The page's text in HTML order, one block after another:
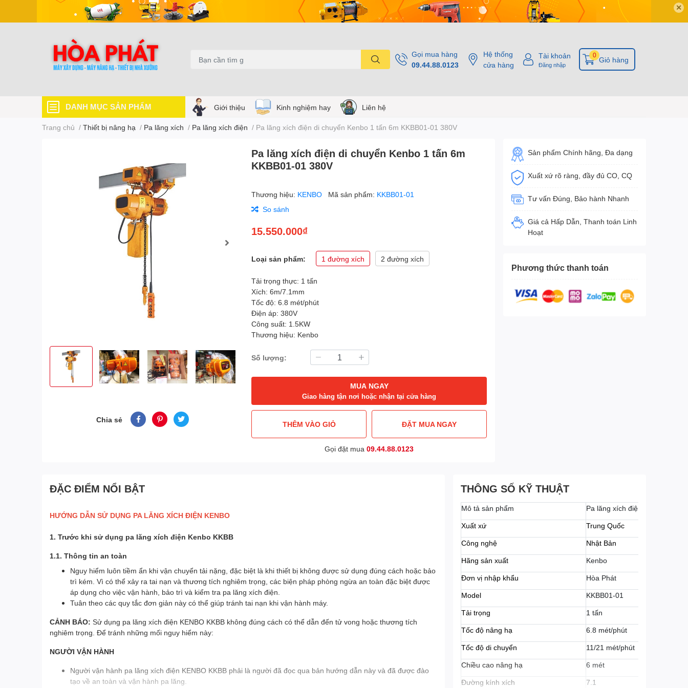
✕
Gọi mua hàng
09.44.88.0123
Hệ thống
cửa hàng
Tài khoản
Đăng nhập
Giỏ hàng
0
DANH MỤC SẢN PHẨM Giới thiệu Kinh nghiệm hay Liên hệ
Trang chủ / Thiết bị nâng hạ / Pa lăng xích / Pa lăng xích điện / Pa lăng xích điện di chuyển Kenbo 1 tấn 6m KKBB01-01 380V
Chia sẻ
Pa lăng xích điện di chuyển Kenbo 1 tấn 6m
KKBB01-01 380V
Thương hiệu: KENBO Mã sản phẩm: KKBB01-01
So sánh
15.550.000₫
Loại sản phẩm: 1 đường xích 2 đường xích
Tải trọng thực: 1 tấn
Xích: 6m/7.1mm
Tốc độ: 6.8 mét/phút
Điện áp: 380V
Công suất: 1.5KW
Thương hiệu: Kenbo
Số lượng:
MUA NGAY
Giao hàng tận nơi hoặc nhận tại cửa hàng
THÊM VÀO GIỎ ĐẶT MUA NGAY
Gọi đặt mua09.44.88.0123
Sản phẩm Chính hãng, Đa dạng
Xuất xứ rõ ràng, đầy đủ CO, CQ
Tư vấn Đúng, Bảo hành Nhanh
Giá cả Hấp Dẫn, Thanh toán Linh
Hoạt
Phương thức thanh toán
ĐẶC ĐIỂM NỔI BẬT
HƯỚNG DẪN SỬ DỤNG PA LĂNG XÍCH ĐIỆN KENBO
1. Trước khi sử dụng pa lăng xích điện Kenbo KKBB
1.1. Thông tin an toàn
Nguy hiểm luôn tiềm ẩn khi vận chuyển tải nặng, đặc biệt là khi thiết bị không được sử dụng đúng cách hoặc bảo
trì kém. Vì có thể xảy ra tai nạn và thương tích nghiêm trọng, các biện pháp phòng ngừa an toàn đặc biệt được
áp dụng cho việc vận hành, bảo trì và kiểm tra pa lăng xích điện.
Tuân theo các quy tắc đơn giản này có thể giúp tránh tai nạn khi vận hành máy.
CẢNH BÁO: Sử dụng pa lăng xích điện KENBO KKBB không đúng cách có thể dẫn đến tử vong hoặc thương tích
nghiêm trọng. Để tránh những mối nguy hiểm này:
NGƯỜI VẬN HÀNH
Người vận hành pa lăng xích điện KENBO KKBB phải là người đã đọc qua bản hướng dẫn này và đã được đào
tạo về an toàn và vận hành pa lăng.
THÔNG SỐ KỸ THUẬT
Mô tả sản phẩm Pa lăng xích điện di chuyển
Xuất xứ Trung Quốc
Công nghệ Nhật Bản
Hãng sản xuất Kenbo
Đơn vị nhập khẩu Hòa Phát
Model KKBB01-01
Tải trọng 1 tấn
Tốc độ nâng hạ 6.8 mét/phút
Tốc độ di chuyển 11/21 mét/phút
Chiều cao nâng hạ 6 mét
Đường kính xích 7.1